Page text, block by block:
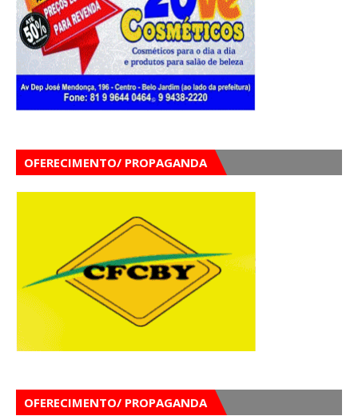
OFERECIMENTO/ PROPAGANDA
OFERECIMENTO/ PROPAGANDA